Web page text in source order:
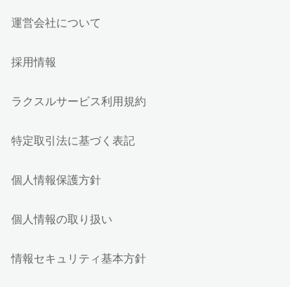
運営会社について
採用情報
ラクスルサービス利用規約
特定取引法に基づく表記
個人情報保護方針
個人情報の取り扱い
情報セキュリティ基本方針